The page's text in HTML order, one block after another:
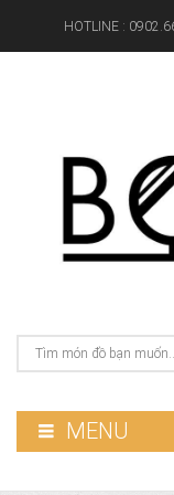
HOTLINE :
MENU